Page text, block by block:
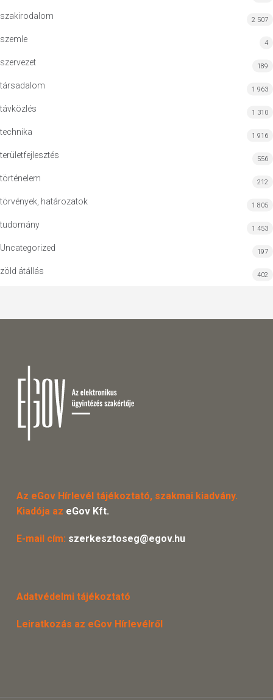
szakirodalom 2 507
szemle 4
szervezet 189
társadalom 1 963
távközlés 1 310
technika 1 916
területfejlesztés 556
történelem 212
törvények, határozatok 1 805
tudomány 1 453
Uncategorized 197
zöld átállás 402
Az eGov Hírlevél tájékoztató, szakmai kiadvány.
Kiadója az eGov Kft.
E-mail cím: szerkesztoseg@egov.hu
Adatvédelmi tájékoztató
Leiratkozás az eGov Hírlevélről